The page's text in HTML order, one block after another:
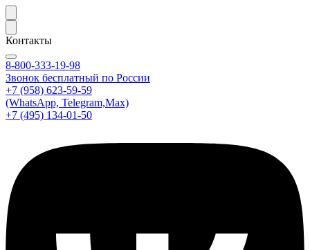
Контакты
8-800-333-19-98
Звонок бесплатный по России
+7 (958) 623-59-59
(WhatsApp, Telegram,Max)
+7 (495) 134-01-50